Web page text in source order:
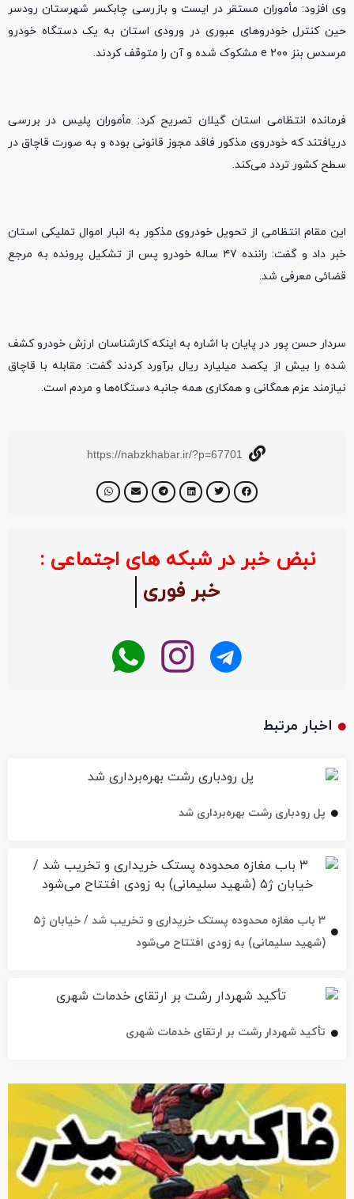
وی افزود: مأموران مستقر در ایست و بازرسی چابکسر شهرستان رودسر
حین کنترل خودروهای عبوری در ورودی استان به یک دستگاه خودرو
مرسدس بنز e ۲۰۰ مشکوک شده و آن را متوقف کردند.
فرمانده انتظامی استان گیلان تصریح کرد: مأموران پلیس در بررسی
دریافتند که خودروی مذکور فاقد مجوز قانونی بوده و به صورت قاچاق در
سطح کشور تردد می‌کند.
این مقام انتظامی از تحویل خودروی مذکور به انبار اموال تملیکی استان
خبر داد و گفت: راننده ۴۷ ساله خودرو پس از تشکیل پرونده به مرجع
قضائی معرفی شد.
سردار حسن پور در پایان با اشاره به اینکه کارشناسان ارزش خودرو کشف
شده را بیش از یکصد میلیارد ریال برآورد کردند گفت: مقابله با قاچاق
نیازمند عزم همگانی و همکاری همه جانبه دستگاه‌ها و مردم است.
https://nabzkhabar.ir/?p=67701
نبض خبر در شبکه های اجتماعی :
خبر فوری
اخبار مرتبط
پل رودباری رشت بهره‌برداری شد
۳ باب مغازه محدوده پستک خریداری و تخریب شد / خیابان ژ۵
(شهید سلیمانی) به زودی افتتاح می‌شود
تأکید شهردار رشت بر ارتقای خدمات شهری